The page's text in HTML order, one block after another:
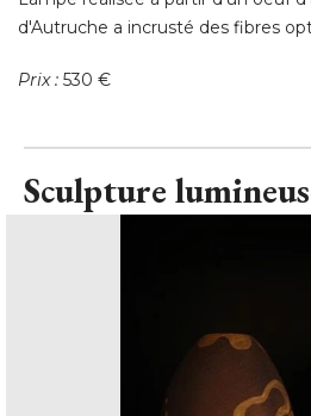
d'Autruche a incrusté des fibres
Prix : 530 €
Sculpture